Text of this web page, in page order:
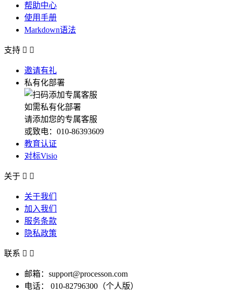
帮助中心
使用手册
Markdown语法
支持  
邀请有礼
私有化部署
如需私有化部署
请添加您的专属客服
或致电：010-86393609
教育认证
对标Visio
关于  
关于我们
加入我们
服务条款
隐私政策
联系  
邮箱：support@processon.com
电话：
010-82796300（个人版）